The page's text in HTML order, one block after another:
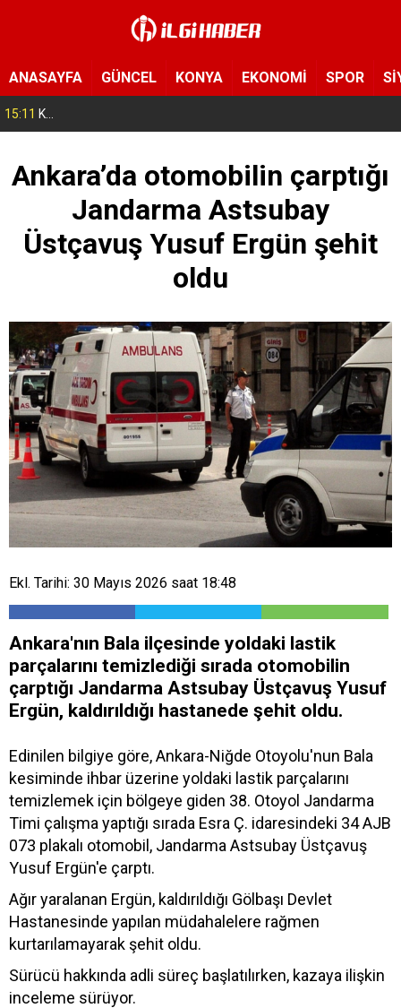
ANASAYFA GÜNCEL KONYA EKONOMİ SPOR
15:11 Konya’da zabıta ve polis sahada! Toplu taşıma araçları tek tek denetleniyor
Ankara’da otomobilin çarptığı
Jandarma Astsubay
Üstçavuş Yusuf Ergün şehit
oldu
Ekl. Tarihi: 30 Mayıs 2026 saat 18:48
Ankara'nın Bala ilçesinde yoldaki lastik
parçalarını temizlediği sırada otomobilin
çarptığı Jandarma Astsubay Üstçavuş Yusuf
Ergün, kaldırıldığı hastanede şehit oldu.
Edinilen bilgiye göre, Ankara-Niğde Otoyolu'nun Bala
kesiminde ihbar üzerine yoldaki lastik parçalarını
temizlemek için bölgeye giden 38. Otoyol Jandarma
Timi çalışma yaptığı sırada Esra Ç. idaresindeki 34 AJB
073 plakalı otomobil, Jandarma Astsubay Üstçavuş
Yusuf Ergün'e çarptı.
Ağır yaralanan Ergün, kaldırıldığı Gölbaşı Devlet
Hastanesinde yapılan müdahalelere rağmen
kurtarılamayarak şehit oldu.
Sürücü hakkında adli süreç başlatılırken, kazaya ilişkin
inceleme sürüyor.